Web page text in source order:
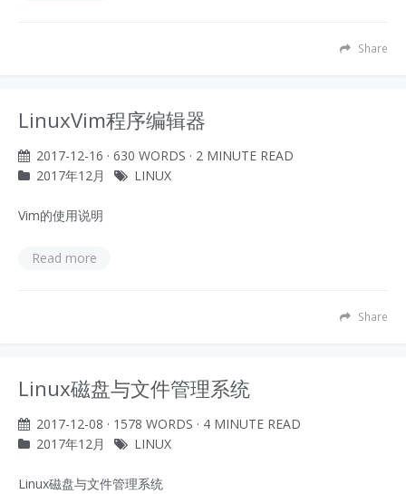
Share
LinuxVim程序编辑器
2017-12-16 · 630 WORDS · 2 MINUTE READ
2017年12月
LINUX
Vim的使用说明
Read more
Share
Linux磁盘与文件管理系统
2017-12-08 · 1578 WORDS · 4 MINUTE READ
2017年12月
LINUX
Linux磁盘与文件管理系统